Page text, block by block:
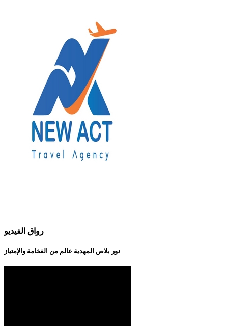
رواق الفيديو
نور بلاص المهدية عالم من الفخامة والإمتياز